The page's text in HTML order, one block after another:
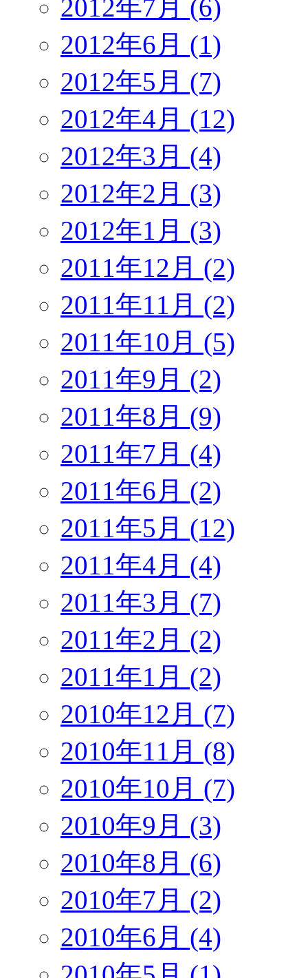
2012年7月 (6)
2012年6月 (1)
2012年5月 (7)
2012年4月 (12)
2012年3月 (4)
2012年2月 (3)
2012年1月 (3)
2011年12月 (2)
2011年11月 (2)
2011年10月 (5)
2011年9月 (2)
2011年8月 (9)
2011年7月 (4)
2011年6月 (2)
2011年5月 (12)
2011年4月 (4)
2011年3月 (7)
2011年2月 (2)
2011年1月 (2)
2010年12月 (7)
2010年11月 (8)
2010年10月 (7)
2010年9月 (3)
2010年8月 (6)
2010年7月 (2)
2010年6月 (4)